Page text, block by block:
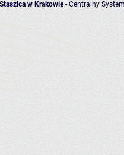
w Krakowie- Centralny